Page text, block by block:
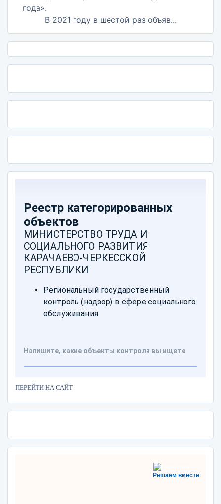
В 2021 году в шестой раз объяв...
ПЕРЕЙТИ НА САЙТ
Решаем вместе